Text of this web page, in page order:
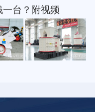
台？附视频